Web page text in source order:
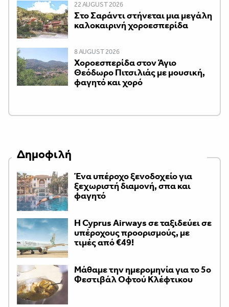
22 AUGUST 2026
Στο Σαράντι στήνεται μια μεγάλη
καλοκαιρινή χοροεσπερίδα
8 AUGUST 2026
Χοροεσπερίδα στον Άγιο
Θεόδωρο Πιτσιλιάς με μουσική,
φαγητό και χορό
Δημοφιλή
Ένα υπέροχο ξενοδοχείο για
ξεχωριστή διαμονή, σπα και
φαγητό
H Cyprus Airways σε ταξιδεύει σε
υπέροχους προορισμούς, με
τιμές από €49!
Μάθαμε την ημερομηνία για το 5ο
Φεστιβάλ Οφτού Κλέφτικου